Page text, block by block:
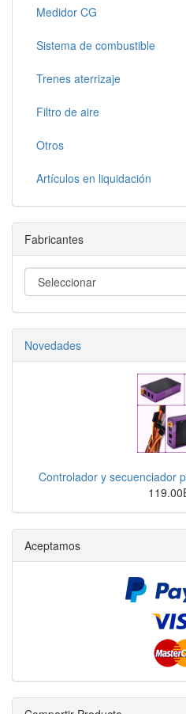
Medidor CG
Sistema de combustible
Trenes aterrizaje
Filtro de aire
Otros
Artículos en liquidación
Fabricantes
Novedades
Controlador y secuenciador
Aceptamos